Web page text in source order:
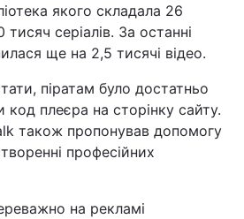
якого складала 26
тисяч серіалів. За останні
ще на 2,5 тисячі відео.
піратам було достатньо
код плеєра на сторінку сайту.
також пропонував допомогу
професійних
на рекламі